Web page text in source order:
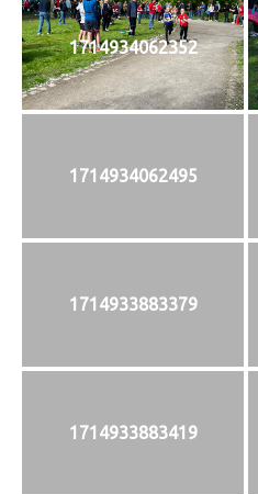
1714934062352
1714934062495
1714933883379
1714933883419